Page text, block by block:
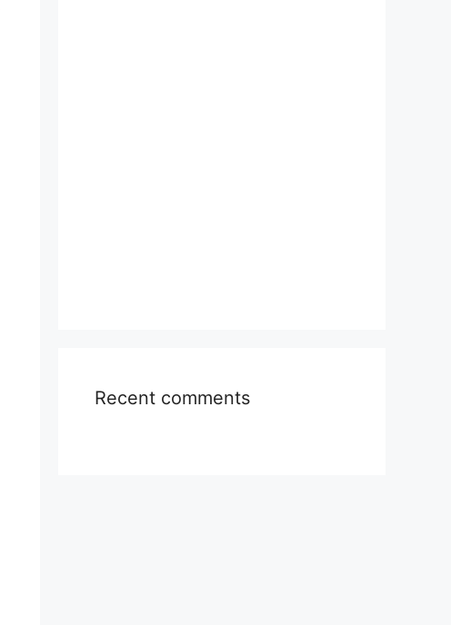
Recent comments